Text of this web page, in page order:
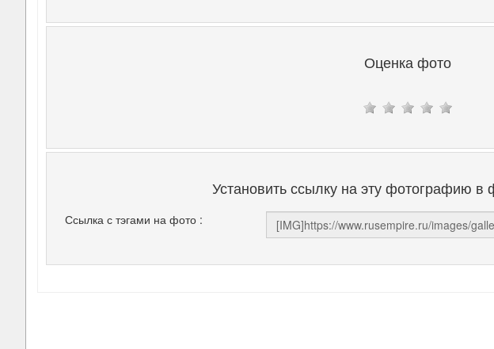
Оценка фото
Установить ссылку на эту фотографию в
Ссылка с тэгами на фото :